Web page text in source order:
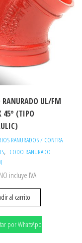
RANURADO UL/FM
45° (TIPO
RANURADOS / CONTRA
, CODO RANURADO
NO incluye IVA
al carrito
por WhatsApp